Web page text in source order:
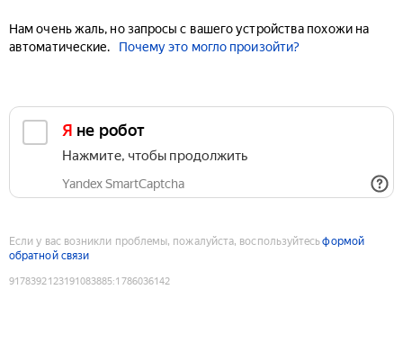
Нам очень жаль, но запросы с вашего устройства похожи на
автоматические.
Почему это могло произойти?
Я не робот
Нажмите, чтобы продолжить
Yandex SmartCaptcha
Если у вас возникли проблемы, пожалуйста, воспользуйтесьформой
обратной связи
9178392123191083885:1786036142